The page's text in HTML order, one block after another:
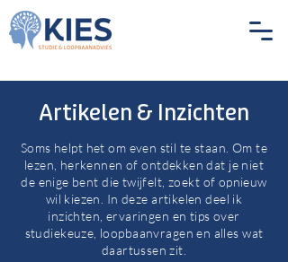
Artikelen & Inzichten
Soms helpt het om even stil te staan. Om te
lezen, herkennen of ontdekken dat je niet
de enige bent die twijfelt, zoekt of opnieuw
wil kiezen. In deze artikelen deel ik
inzichten, ervaringen en tips over
studiekeuze, loopbaanvragen en alles wat
daartussen zit.